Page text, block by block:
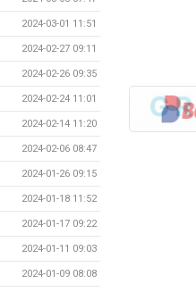
2024-03-01 11:51
2024-02-27 09:11
2024-02-26 09:35
2024-02-24 11:01
2024-02-14 11:20
2024-02-06 08:47
2024-01-26 09:15
2024-01-18 11:52
2024-01-17 09:22
2024-01-11 09:03
2024-01-09 08:08